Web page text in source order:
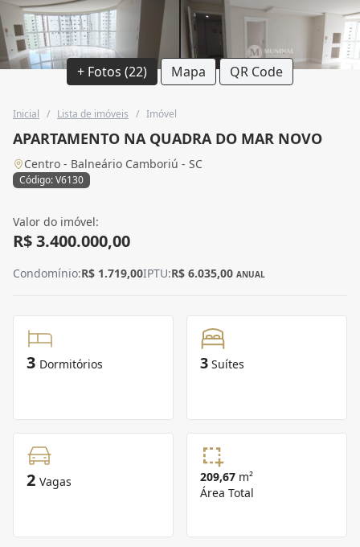
+ Fotos (22) Mapa QR Code
Inicial / Lista de imóveis / Imóvel
APARTAMENTO NA QUADRA DO MAR NOVO
Centro - Balneário Camboriú - SC
Código: V6130
Valor do imóvel:
R$ 3.400.000,00
Condomínio:R$ 1.719,00IPTU:R$ 6.035,00 ANUAL
3 Dormitórios 3 Suítes
2 Vagas 209,67 m²
Área Total